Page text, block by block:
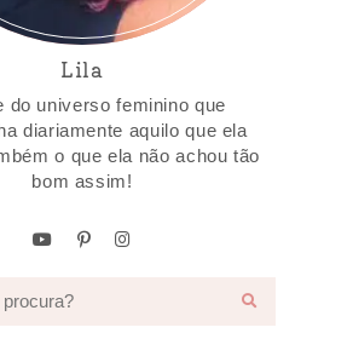
Lila
do universo feminino que
diariamente aquilo que ela
o que ela não achou tão
bom assim!